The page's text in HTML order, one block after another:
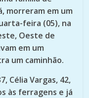
morreram em um
feira (05), na
Oeste de
em um
um caminhão.
Célia Vargas, 42,
às ferragens e já